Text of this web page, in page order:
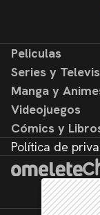
Peliculas
Noticias
Reseñas
Series y
Noticias
Reseñas
Manga y
Noticias
Reseñas
Videojuegos
Noticias
Reseñas
Cómics y
Noticias
Reseñas
Política de